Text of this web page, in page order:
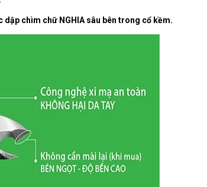
chìm chữ NGHIA sâu bên trong cổ kềm.